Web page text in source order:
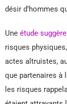
désir d’hommes
Une étude suggère
risques
actes altruistes,
que partenaires à
les risques